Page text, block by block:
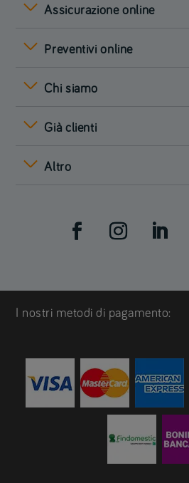
Assicurazione online
Preventivi online
Chi siamo
Già clienti
Altro
I nostri metodi di pagamento: